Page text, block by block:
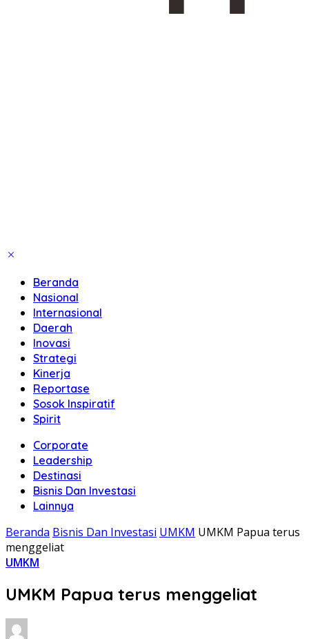
Beranda
Nasional
Internasional
Daerah
Inovasi
Strategi
Kinerja
Reportase
Sosok Inspiratif
Spirit
Corporate
Leadership
Destinasi
Bisnis Dan Investasi
Lainnya
Beranda Bisnis Dan Investasi UMKM UMKM Papua terus
menggeliat
UMKM
UMKM Papua terus menggeliat